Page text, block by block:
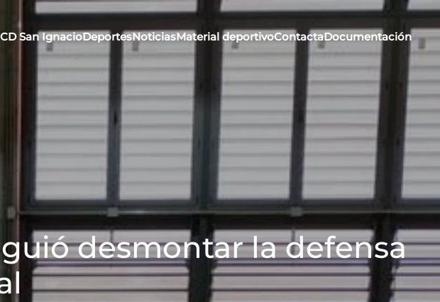
CD San IgnacioDeportesNoticiasMaterial deportivoContactaDocumentación
desmontar la defensa